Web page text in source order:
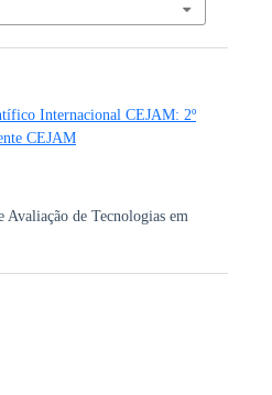
Internacional CEJAM: 2º
CEJAM
Avaliação de Tecnologias em